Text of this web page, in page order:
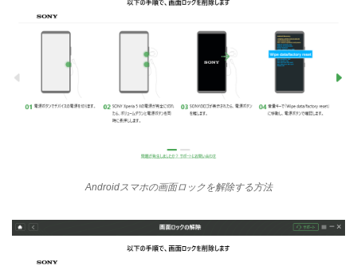
Androidスマホの画面ロックを解除する方法